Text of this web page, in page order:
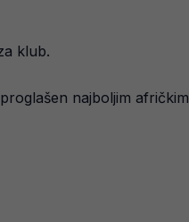
klub.
najboljim